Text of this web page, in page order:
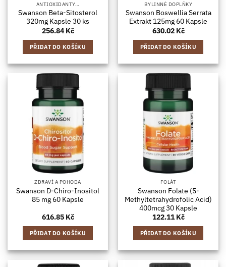
ANTIOXIDANTY…
Swanson Beta-Sitosterol
320mg Kapsle 30 ks
256.84 Kč
PŘIDAT DO KOŠÍKU
BYLINNÉ DOPLŇKY
Swanson Boswellia Serrata
Extrakt 125mg 60 Kapsle
630.02 Kč
PŘIDAT DO KOŠÍKU
ZDRAVÍ A POHODA
Swanson D-Chiro-Inositol
85 mg 60 Kapsle
616.85 Kč
PŘIDAT DO KOŠÍKU
FOLÁT
Swanson Folate (5-
Methyltetrahydrofolic Acid)
400mcg 30 Kapsle
122.11Kč
PŘIDAT DO KOŠÍKU